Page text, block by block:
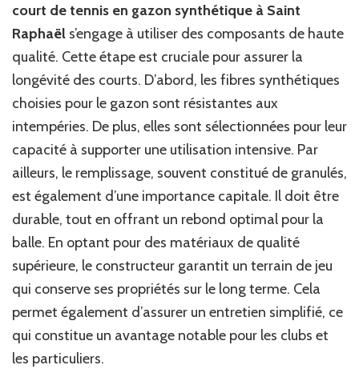
court de tennis en gazon synthétique à Saint
Raphaël s’engage à utiliser des composants de haute
qualité. Cette étape est cruciale pour assurer la
longévité des courts. D’abord, les fibres synthétiques
choisies pour le gazon sont résistantes aux
intempéries. De plus, elles sont sélectionnées pour leur
capacité à supporter une utilisation intensive. Par
ailleurs, le remplissage, souvent constitué de granulés,
est également d’une importance capitale. Il doit être
durable, tout en offrant un rebond optimal pour la
balle. En optant pour des matériaux de qualité
supérieure, le constructeur garantit un terrain de jeu
qui conserve ses propriétés sur le long terme. Cela
permet également d’assurer un entretien simplifié, ce
qui constitue un avantage notable pour les clubs et
les particuliers.